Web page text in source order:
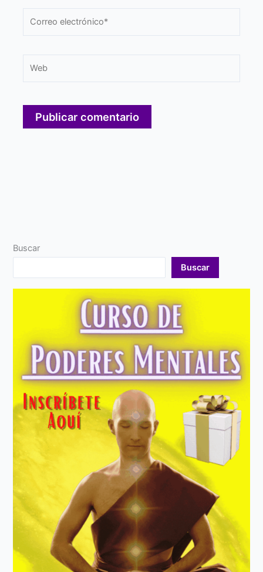
electrónico*
Buscar
Buscar